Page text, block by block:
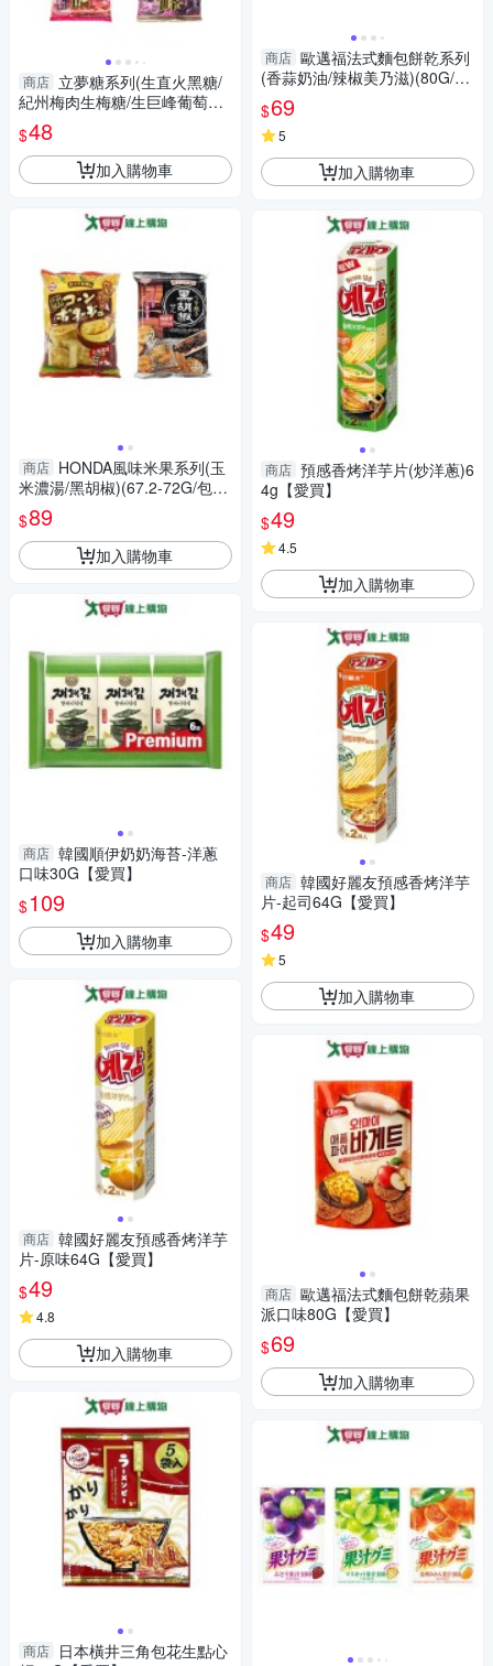
商店 立夢糖系列(生直火黑糖/
紀州梅肉生梅糖/生巨峰葡萄糖)
(52.2-70G/包)【愛買】
$48
加入購物車
商店 HONDA風味米果系列(玉
米濃湯/黑胡椒)(67.2-72G/包)
【愛買】
$89
加入購物車
商店 韓國順伊奶奶海苔-洋蔥
口味30G【愛買】
$109
加入購物車
商店 韓國好麗友預感香烤洋芋
片-原味64G【愛買】
$49
4.8
加入購物車
商店 日本橫井三角包花生點心
商店 歐邁福法式麵包餅乾系列
(香蒜奶油/辣椒美乃滋)(80G/
袋)【愛買】
$69
5
加入購物車
商店 預感香烤洋芋片(炒洋蔥)6
4g【愛買】
$49
4.5
加入購物車
商店 韓國好麗友預感香烤洋芋
片-起司64G【愛買】
$49
5
加入購物車
商店 歐邁福法式麵包餅乾蘋果
派口味80G【愛買】
$69
加入購物車